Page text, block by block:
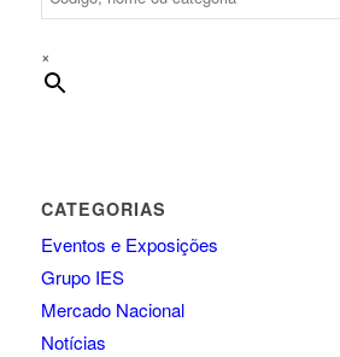
×
CATEGORIAS
Eventos e Exposições
Grupo IES
Mercado Nacional
Notícias